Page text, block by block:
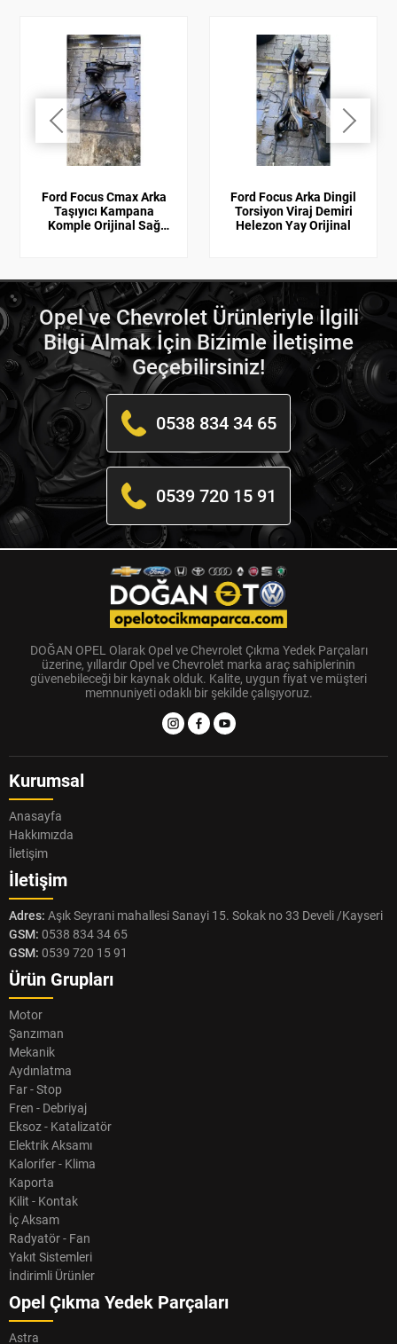
Ford Focus Cmax Arka
Taşıyıcı Kampana
Komple Orijinal Sağ
Ford Focus Arka Dingil
Torsiyon Viraj Demiri
Helezon Yay Orijinal
Opel ve Chevrolet Ürünleriyle İlgili
Bilgi Almak İçin Bizimle İletişime
Geçebilirsiniz!
0538 834 34 65
0539 720 15 91
DOĞAN OPEL Olarak Opel ve Chevrolet Çıkma Yedek Parçaları
üzerine, yıllardır Opel ve Chevrolet marka araç sahiplerinin
güvenebileceği bir kaynak olduk. Kalite, uygun fiyat ve müşteri
memnuniyeti odaklı bir şekilde çalışıyoruz.
Kurumsal
Anasayfa
Hakkımızda
İletişim
İletişim
Adres: Aşık Seyrani mahallesi Sanayi 15. Sokak no 33 Develi /Kayseri
GSM: 0538 834 34 65
GSM: 0539 720 15 91
Ürün Grupları
Motor
Şanzıman
Mekanik
Aydınlatma
Far - Stop
Fren - Debriyaj
Eksoz - Katalizatör
Elektrik Aksamı
Kalorifer - Klima
Kaporta
Kilit - Kontak
İç Aksam
Radyatör - Fan
Yakıt Sistemleri
İndirimli Ürünler
Opel Çıkma Yedek Parçaları
Astra